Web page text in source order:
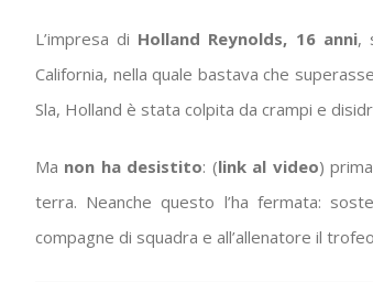
L’impresa di Holland Reynolds, 16 anni,
California, nella quale bastava che
Sla, Holland è stata colpita da crampi e
Ma non ha desistito: (link al video)
terra. Neanche questo l’ha fermata:
compagne di squadra e all’allenatore il